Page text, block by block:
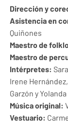
Dirección y
Asistencia en
Quiñones
Maestro de
Maestro de
Intérpretes:
Irene Hernández,
Garzón y
Música original:
Vestuario: